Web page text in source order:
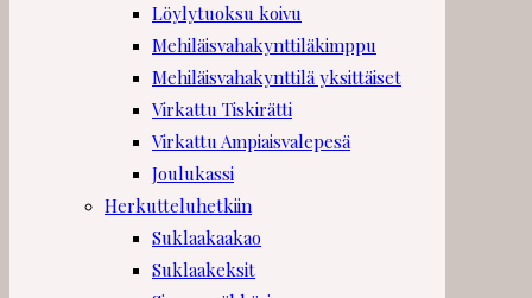
Löylytuoksu koivu
Mehiläisvahakynttiläkimppu
Mehiläisvahakynttilä yksittäiset
Virkattu Tiskirätti
Virkattu Ampiaisvalepesä
Joulukassi
Herkutteluhetkiin
Suklaakaakao
Suklaakeksit